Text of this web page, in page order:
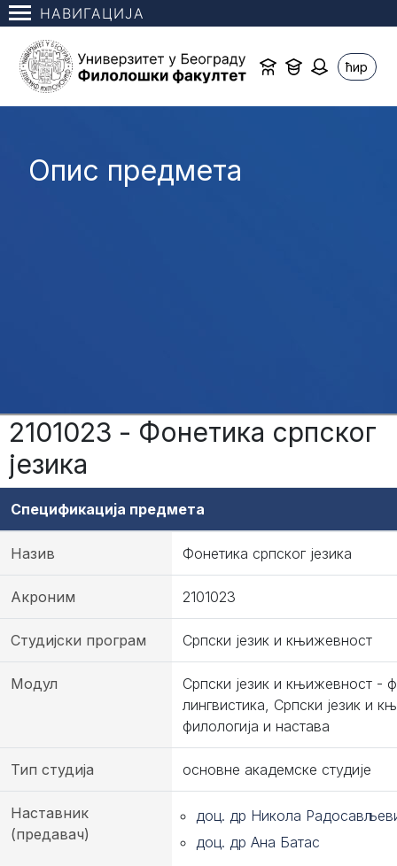
НАВИГАЦИЈА
ћир
Опис предмета
2101023 - Фонетика српског
језика
Спецификација предмета
Назив Фонетика српског језика
Акроним 2101023
Студијски програм Српски језик и књижевност
Модул
Српски језик и књижевност -
лингвистика, Српски језик и
филологија и настава
Тип студија основне академске студије
Наставник
(предавач)
доц. др Никола
доц. др Ана Батас